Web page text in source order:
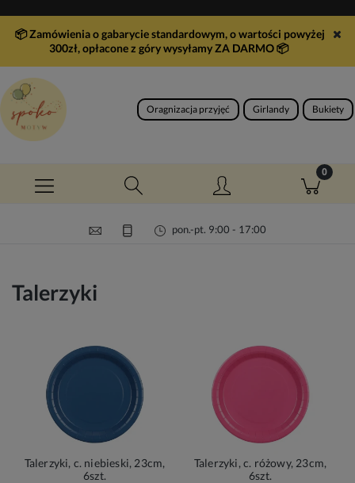
📦 Zamówienia o gabarycie standardowym, o wartości powyżej
300zł, opłacone z góry wysyłamy ZA DARMO📦
Oragnizacja przyjęć Girlandy Bukiety
pon.-pt. 9:00 - 17:00
Talerzyki
Talerzyki, c. niebieski, 23cm,
6szt.
Talerzyki, c. różowy, 23cm,
6szt.